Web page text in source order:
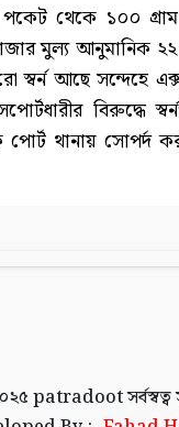
থেকে ১০০
মুল্য আনুমানিক
আছে সন্দেহে
বিরুদ্ধে
থানায় সোপর্দ
patradoot